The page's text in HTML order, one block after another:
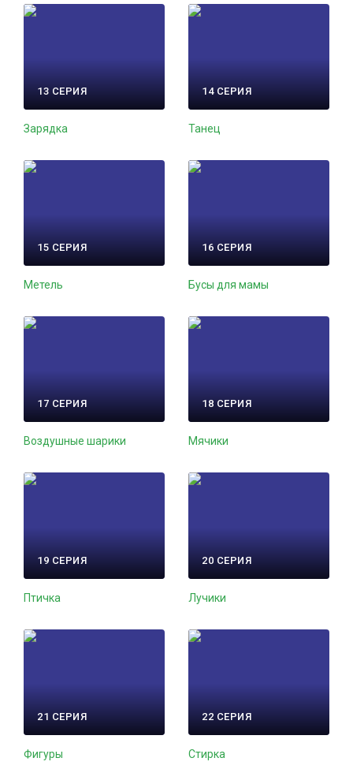
13 СЕРИЯ
Зарядка
14 СЕРИЯ
Танец
15 СЕРИЯ
Метель
16 СЕРИЯ
Бусы для мамы
17 СЕРИЯ
Воздушные шарики
18 СЕРИЯ
Мячики
19 СЕРИЯ
Птичка
20 СЕРИЯ
Лучики
21 СЕРИЯ
Фигуры
22 СЕРИЯ
Стирка